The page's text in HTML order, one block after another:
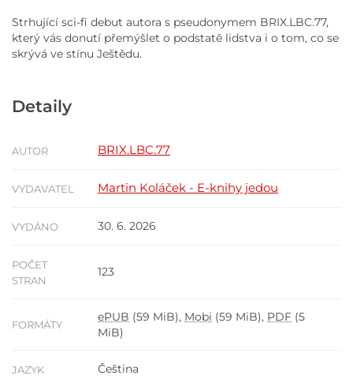
Strhující sci-fi debut autora s pseudonymem BRIX.LBC.77,
který vás donutí přemýšlet o podstatě lidstva i o tom, co se
skrývá ve stínu Ještědu.
Detaily
AUTOR BRIX.LBC.77
VYDAVATEL Martin Koláček - E-knihy jedou
VYDÁNO 30. 6. 2026
POČET
STRAN
123
FORMÁTY
ePUB (59 MiB), Mobi (59 MiB), PDF (5
MiB)
JAZYK Čeština